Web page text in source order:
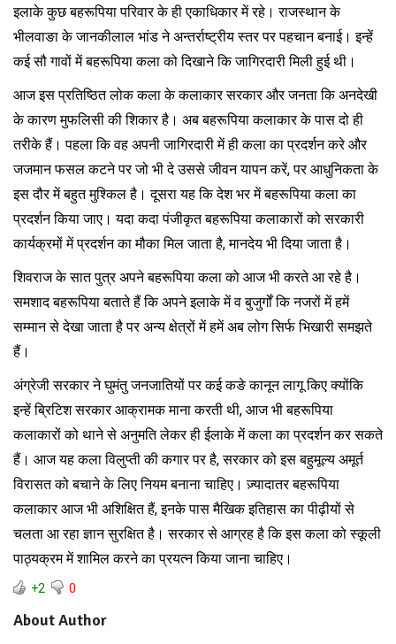
इलाके कुछ बहरूपिया परिवार के ही एकाधिकार में रहे। राजस्थान के
भीलवाङा के जानकीलाल भांड ने अन्तर्राष्ट्रीय स्तर पर पहचान बनाई। इन्हें
कई सौ गावों में बहरूपिया कला को दिखाने कि जागिरदारी मिली हुई थी।
आज इस प्रतिष्ठित लोक कला के कलाकार सरकार और जनता कि अनदेखी
के कारण मुफलिसी की शिकार है। अब बहरूपिया कलाकार के पास दो ही
तरीके हैं। पहला कि वह अपनी जागिरदारी में ही कला का प्रदर्शन करे और
जजमान फसल कटने पर जो भी दे उससे जीवन यापन करें, पर आधुनिकता के
इस दौर में बहुत मुश्किल है। दूसरा यह कि देश भर में बहरूपिया कला का
प्रदर्शन किया जाए। यदा कदा पंजीकृत बहरूपिया कलाकारों को सरकारी
कार्यक्रमों में प्रदर्शन का मौका मिल जाता है, मानदेय भी दिया जाता है।
शिवराज के सात पुत्र अपने बहरूपिया कला को आज भी करते आ रहे है।
समशाद बहरूपिया बताते हैं कि अपने इलाके में व बुजुर्गों कि नजरों में हमें
सम्मान से देखा जाता है पर अन्य क्षेत्रों में हमें अब लोग सिर्फ भिखारी समझते
हैं।
अंग्रेजी सरकार ने घुमंतु जनजातियों पर कई कङे कानून लागू किए क्योंकि
इन्हें ब्रिटिश सरकार आक्रामक माना करती थी, आज भी बहरूपिया
कलाकारों को थाने से अनुमति लेकर ही ईलाके में कला का प्रदर्शन कर सकते
हैं। आज यह कला विलुप्ती की कगार पर है, सरकार को इस बहुमूल्य अमूर्त
विरासत को बचाने के लिए नियम बनाना चाहिए। ज़्यादातर बहरूपिया
कलाकार आज भी अशिक्षित हैं, इनके पास मैखिक इतिहास का पीढ़ीयों से
चलता आ रहा ज्ञान सुरक्षित है। सरकार से आग्रह है कि इस कला को स्कूली
पाठ्यक्रम में शामिल करने का प्रयत्न किया जाना चाहिए।
+2 0
About Author